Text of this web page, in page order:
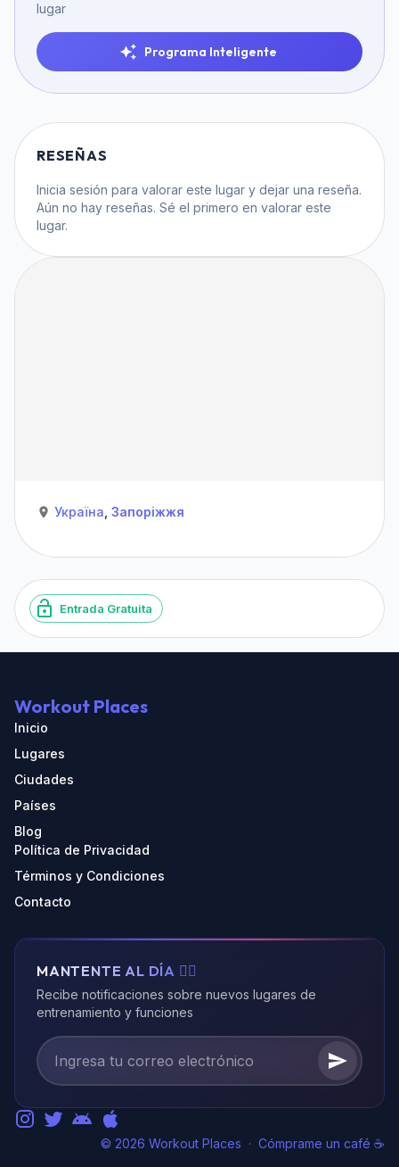
lugar
Programa Inteligente
RESEÑAS
Inicia sesión para valorar este lugar y dejar una reseña.
Aún no hay reseñas. Sé el primero en valorar este
lugar.
Україна Запоріжжя
Entrada Gratuita
Workout Places
Inicio
Lugares
Ciudades
Países
Blog
Política de Privacidad
Términos y Condiciones
Contacto
MANTENTE AL DÍA 🏃‍♂️
Recibe notificaciones sobre nuevos lugares de
entrenamiento y funciones
© 2026 Workout Places · Cómprame un café ☕